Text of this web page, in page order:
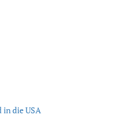
in die USA